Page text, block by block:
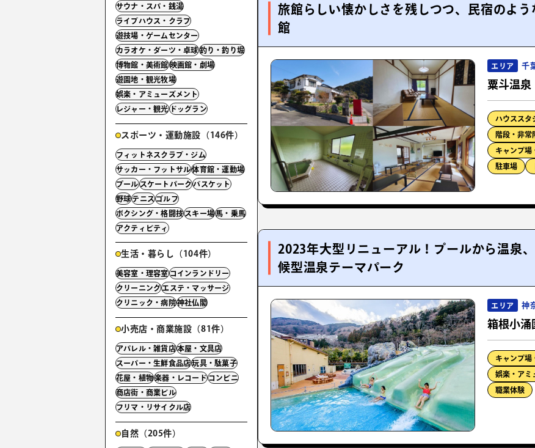
旅館らしい懐かしさを残しつつ、民宿のよ
館
エリア 千
粟斗温泉
ハウススタ
階段・非常
キャンプ場
駐車場
2023年大型リニューアル！プールから温泉
候型温泉テーマパーク
エリア 神
箱根小涌
キャンプ場
娯楽・アミ
職業体験
サウナ・スパ・銭湯
ライブハウス・クラブ
遊技場・ゲームセンター
カラオケ・ダーツ・卓球釣り・釣り堀
博物館・美術館映画館・劇場
遊園地・観光牧場
娯楽・アミューズメント
レジャー・観光ドッグラン
スポーツ・運動施設（146件）
フィットネスクラブ・ジム
サッカー・フットサル体育館・運動場
プールスケートパークバスケット
野球テニスゴルフ
ボクシング・格闘技スキー場馬・乗馬
アクティビティ
生活・暮らし（104件）
美容室・理容室コインランドリー
クリーニングエステ・マッサージ
クリニック・病院神社仏閣
小売店・商業施設（81件）
アパレル・雑貨店本屋・文具店
スーパー・生鮮食品店玩具・駄菓子
花屋・植物楽器・レコードコンビニ
商店街・商業ビル
フリマ・リサイクル店
自然（205件）